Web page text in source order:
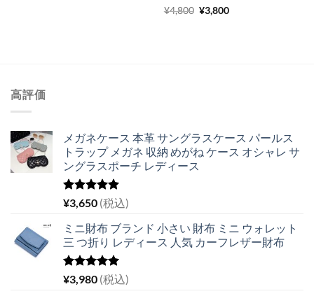
5段階中5の
¥4,800 元
¥3,800現
高評価
メガネケース 本革 サングラスケース パールス
トラップ メガネ 収納 めがね ケース オシャレ サ
ングラスポーチ レディース
5段階中
5.00
の評価
¥3,650 (税込)
ミニ財布 ブランド 小さい 財布 ミニ ウォレット
三 つ折り レディース 人気 カーフレザー財布
5段階中
5.00
の評価
¥3,980 (税込)